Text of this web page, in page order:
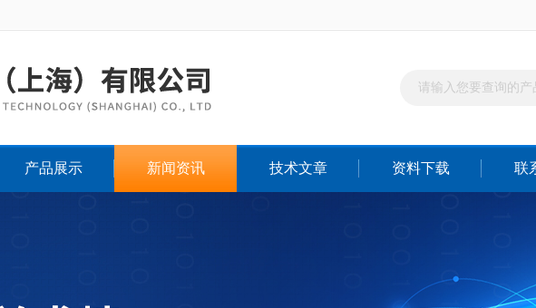
产品展示 新闻资讯 技术文章 资料下载 联